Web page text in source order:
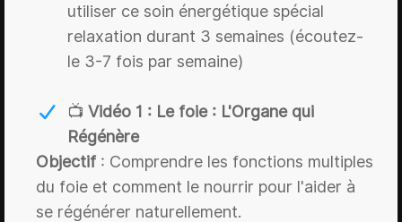
utiliser ce soin énergétique spécial
relaxation durant 3 semaines (écoutez-
le 3-7 fois par semaine)
📺 Vidéo 1 : Le foie : L'Organe qui
Régénère
Objectif : Comprendre les fonctions multiples
du foie et comment le nourrir pour l'aider à
se régénérer naturellement.